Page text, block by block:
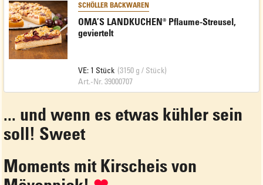
SCHÖLLER BACKWAREN
OMA’S LANDKUCHEN® Pflaume-Streusel,
geviertelt
VE: 1 Stück (3150 g / Stück)
Art.-Nr. 39000707
... und wenn es etwas kühler sein
soll! Sweet
Moments mit Kirscheis von